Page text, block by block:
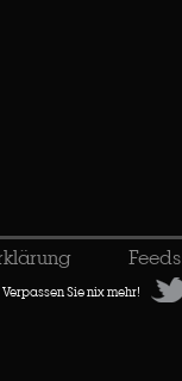
Feeds
Verpassen Sie nix mehr!